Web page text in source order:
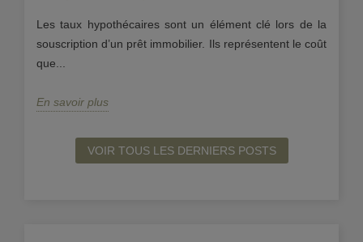
Les taux hypothécaires sont un élément clé lors de la
souscription d’un prêt immobilier. Ils représentent le coût
que...
En savoir plus
VOIR TOUS LES DERNIERS POSTS